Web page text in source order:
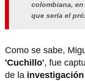
colombiana,
que sería el
Como se sabe,
'Cuchillo', fue
de la investigación